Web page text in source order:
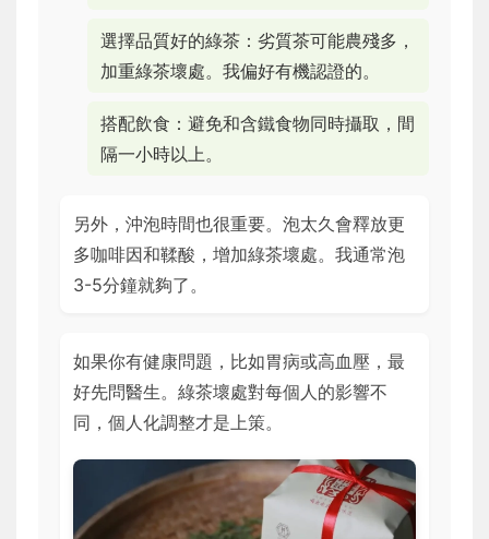
選擇品質好的綠茶：劣質茶可能農殘多，
加重綠茶壞處。我偏好有機認證的。
搭配飲食：避免和含鐵食物同時攝取，間
隔一小時以上。
另外，沖泡時間也很重要。泡太久會釋放更
多咖啡因和鞣酸，增加綠茶壞處。我通常泡
3-5分鐘就夠了。
如果你有健康問題，比如胃病或高血壓，最
好先問醫生。綠茶壞處對每個人的影響不
同，個人化調整才是上策。